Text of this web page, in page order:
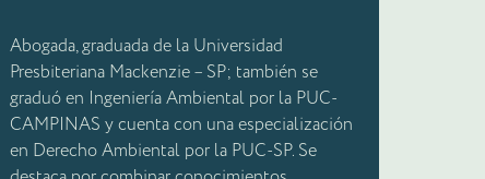
Abogada, graduada de la Universidad
Presbiteriana Mackenzie – SP; también se
graduó en Ingeniería Ambiental por la PUC-
CAMPINAS y cuenta con una especialización
en Derecho Ambiental por la PUC-SP. Se